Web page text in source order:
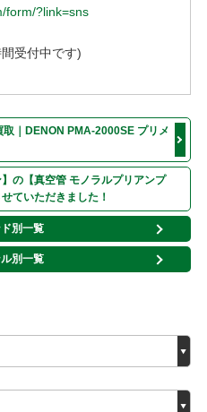
form/?link=sns
受付中です)
｜DENON PMA-2000SE プリメ
の【真空管 モノラルプリアンプ
ていただきました！
別一覧
別一覧